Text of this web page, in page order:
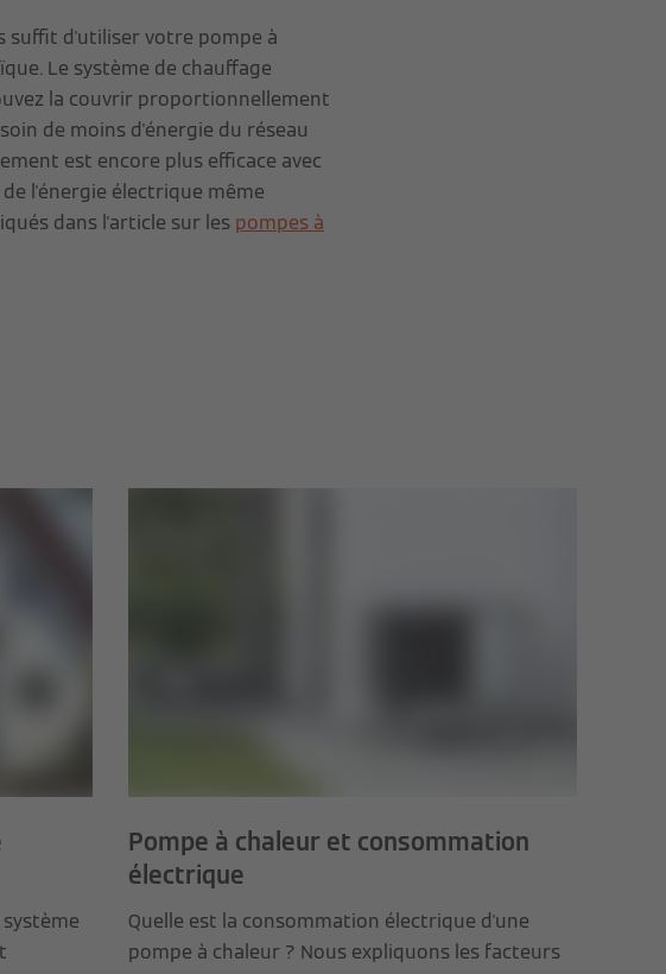
suffit d'utiliser votre pompe à
Le système de chauffage
la couvrir proportionnellement
de moins d'énergie du réseau
est encore plus efficace avec
l'énergie électrique même
dans l'article sur les pompes à
Pompe à chaleur et consommation
électrique
Quelle est la consommation électrique d'une
pompe à chaleur ? Nous expliquons les facteurs